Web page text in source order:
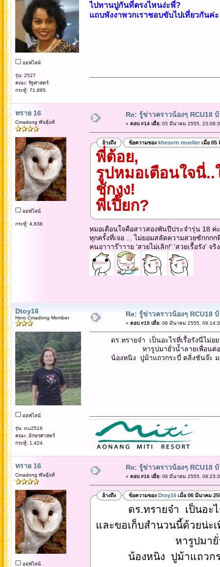
ออฟไลน์
รุ่น: 2527
คณะ: รัฐศาสตร์
กระทู้: 71,885
ไปทานปูกันที่ตรงไหนง่ะพี่?
แถบพังงาพวกเราชอบขับไปเที่ยวกันค่ะ
ทราย 16
Cmadong พันธุ์แท้
ออฟไลน์
กระทู้: 4,838
Re: รู้ข่าวคราวน้องๆ RCU18
« ตอบ #14 เมื่อ:05 มีนาคม 2555,
อ้างถึง ข้อความของ khesorn muellerเมื่อ 05
พี่ต้อย,
รูปหมอเตือนใจนี่..
ชักงง!
พี่เปี๊ยก?
หมอเตือนใจคือสาวสองพันปีประจำรุ่น 18 ค่ะ
ทุกครั้งที่เจอ ... ไม่ยอมสลัดความสวยซักกกก
คนอาาาร๊าาาย 'สวยไม่เลิก!' 'สวยเรื้อรัง' จริ
Dtoy16
Hero Cmadong Member
ออฟไลน์
รุ่น: rcu2516
คณะ: อักษรศาสตร์
กระทู้: 1,424
Re: รู้ข่าวคราวน้องๆ RCU18
« ตอบ #15 เมื่อ:06 มีนาคม 2555,
ดร.ทรายจ๋า เป็นอะไรที่เรื้อรังนี่ไม่อยาก
หารูปมายั่วน้ำลายเพื่อนต่อ
น้องหนิง ปูม้าแถวกระบี่ ตลิ่งชันจ๊ะ มา
ทราย 16
Cmadong พันธุ์แท้
ออฟไลน์
Re: รู้ข่าวคราวน้องๆ RCU18
« ตอบ #16 เมื่อ:06 มีนาคม 2555,
อ้างถึง ข้อความของ Dtoy16เมื่อ 06 มีนาคม
ดร.ทรายจ๋า เป็นอะไรที่เ
และขอเก็บสำนวนนี้ด้วยน่ะ
หารูปมายั่วน้ำล
น้องหนิง ปูม้าแถวกระ